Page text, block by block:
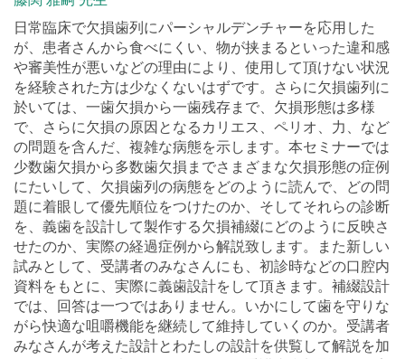
日常臨床で欠損歯列にパーシャルデンチャーを応用した
が、患者さんから食べにくい、物が挟まるといった違和感
や審美性が悪いなどの理由により、使用して頂けない状況
を経験された方は少なくないはずです。さらに欠損歯列に
於いては、一歯欠損から一歯残存まで、欠損形態は多様
で、さらに欠損の原因となるカリエス、ペリオ、力、など
の問題を含んだ、複雑な病態を示します。本セミナーでは
少数歯欠損から多数歯欠損までさまざまな欠損形態の症例
にたいして、欠損歯列の病態をどのように読んで、どの問
題に着眼して優先順位をつけたのか、そしてそれらの診断
を、義歯を設計して製作する欠損補綴にどのように反映さ
せたのか、実際の経過症例から解説致します。また新しい
試みとして、受講者のみなさんにも、初診時などの口腔内
資料をもとに、実際に義歯設計をして頂きます。補綴設計
では、回答は一つではありません。いかにして歯を守りな
がら快適な咀嚼機能を継続して維持していくのか。受講者
みなさんが考えた設計とわたしの設計を供覧して解説を加